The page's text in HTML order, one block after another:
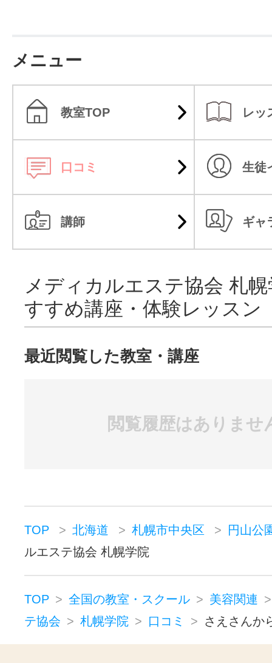
メニュー
教室TOP レッ
口コミ 生徒
講師 ギャ
メディカルエステ協会 札
すすめ講座・体験レッスン
最近閲覧した教室・講座
閲覧履歴はありませ
TOP 北海道 札幌市中央区
円山公
ルエステ協会 札幌学院
TOP 全国の教室・スクール
美容関連
テ協会
札幌学院 口コミ さえさんか